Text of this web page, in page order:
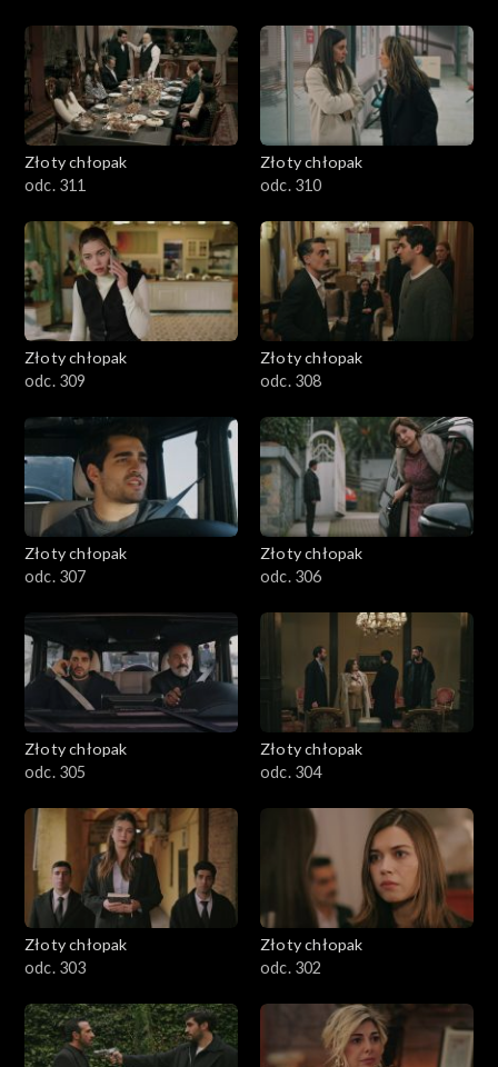
Złoty chłopak
odc. 311
Złoty chłopak
odc. 310
Złoty chłopak
odc. 309
Złoty chłopak
odc. 308
Złoty chłopak
odc. 307
Złoty chłopak
odc. 306
Złoty chłopak
odc. 305
Złoty chłopak
odc. 304
Złoty chłopak
odc. 303
Złoty chłopak
odc. 302